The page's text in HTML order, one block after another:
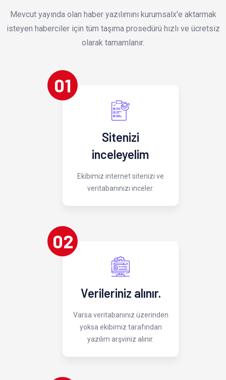
Mevcut yayında olan haber yazılımını kurumsalx'e aktarmak
isteyen haberciler için tüm taşıma prosedürü hızlı ve ücretsiz
olarak tamamlanır.
01
Sitenizi
inceleyelim
Ekibimiz internet sitenizi ve
veritabanınızı inceler.
02
Verileriniz alınır.
Varsa veritabanınız üzerinden
yoksa ekibimiz tarafından
yazılım arşviniz alınır.